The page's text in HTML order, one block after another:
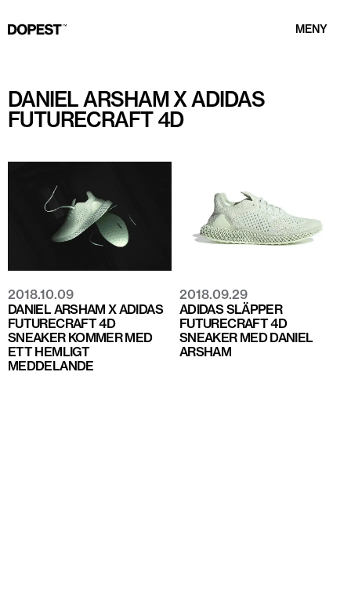
MENY
DANIEL ARSHAM X ADIDAS
FUTURECRAFT 4D
2018.10.09
DANIEL ARSHAM X ADIDAS
FUTURECRAFT 4D
SNEAKER KOMMER MED
ETT HEMLIGT
MEDDELANDE
2018.09.29
ADIDAS SLÄPPER
FUTURECRAFT 4D
SNEAKER MED DANIEL
ARSHAM